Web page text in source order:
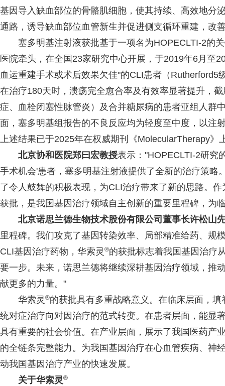
基因导入缺血部位的骨骼肌细胞，使其持续、高效地分
通路，诱导缺血部位血管新生并促进侧支循环重建，改
塞多明基注射液获批基于一项名为HOPECLTI-2的
医院牵头，在全国23家研究中心开展，于2019年6月至
血运重建手术或术后效果欠佳"的CLI患者（
在治疗180天时，溃疡完全愈合率及有效率显著提升，
症、血栓闭塞性脉管炎）及合并糖尿病的患者亚组人群
面，塞多明基组报告的不良反应均为轻度至中度，以注
上述结果已于2025年在权威期刊《MolecularTherapy》
北京协和医院郑曰宏教授表示："HOPECLTI-2研究
手术机会'患者，塞多明基注射液提供了全新的治疗策
了令人鼓舞的积极表现，为CLI治疗带来了新的思路。
获批，是我国基因治疗领域自主创新的重要里程碑，为
北京诺思兰德生物技术股份有限公司董事长许松山
里程碑。我们攻克了基因转染效率、局部精准给药、规
CLI基因治疗药物，华索灵 ®的获批标志着我国基因治疗
要一步。未来，诺思兰德将继续深耕基因治疗领域，推
献更多的力量。"
华索灵 ®的获批具有多重战略意义。在临床层面，
统对症治疗向对因治疗的范式转变。在患者层面，能显
具有重要的社会价值。在产业层面，展示了我国医药产
的全链条完整能力。为我国基因治疗在心血管疾病、神
动我国基因治疗产业的快速发展。
关于华索灵®